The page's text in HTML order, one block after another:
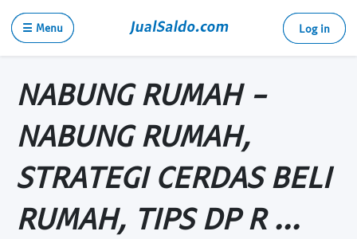
☰ Menu Log in
NABUNG RUMAH -
NABUNG RUMAH,
STRATEGI CERDAS BELI
RUMAH, TIPS DP R ...